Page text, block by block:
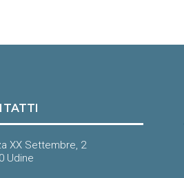
XX Settembre, 2
Udine